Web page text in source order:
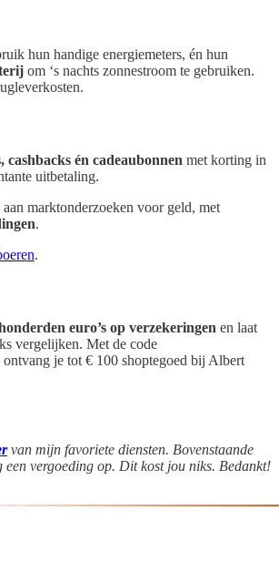
hun handige energiemeters, én hun
om ‘s nachts zonnestroom te gebruiken.
cashbacks én cadeaubonnen met korting in
uitbetaling.
aan marktonderzoeken voor geld, met
.
.
euro’s op verzekeringen en laat
vergelijken. Met de code
je tot € 100 shoptegoed bij Albert
van mijn favoriete diensten. Bovenstaande
een vergoeding op. Dit kost jou niks. Bedankt!